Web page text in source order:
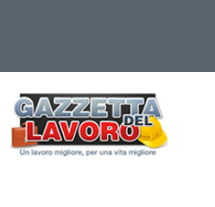
contenuto